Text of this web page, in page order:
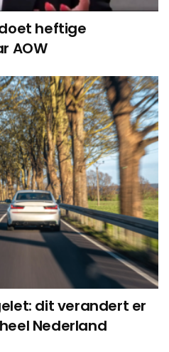
heftige
AOW
dit verandert er
Nederland